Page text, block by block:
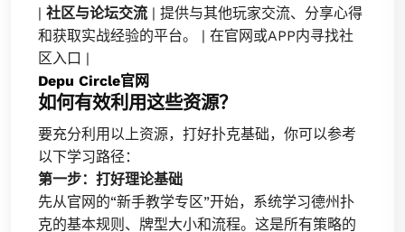
| 社区与论坛交流 | 提供与其他玩家交流、分享心得
和获取实战经验的平台。 | 在官网或APP内寻找社
区入口 |
Depu Circle官网
如何有效利用这些资源？
要充分利用以上资源，打好扑克基础，你可以参考
以下学习路径：
第一步：打好理论基础
先从官网的“新手教学专区”开始，系统学习德州扑
克的基本规则、牌型大小和流程。这是所有策略的